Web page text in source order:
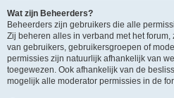
Wat zijn Beheerders?
Beheerders zijn gebruikers die alle
Zij beheren alles in verband met het
van gebruikers, gebruikersgroepen of
permissies zijn natuurlijk afhankelijk van
toegewezen. Ook afhankelijk van de
mogelijk alle moderator permissies in de